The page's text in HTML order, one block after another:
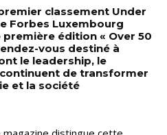
classement Under
Forbes Luxembourg
édition « Over 50
vous destiné à
le leadership, le
de transformer
et la société